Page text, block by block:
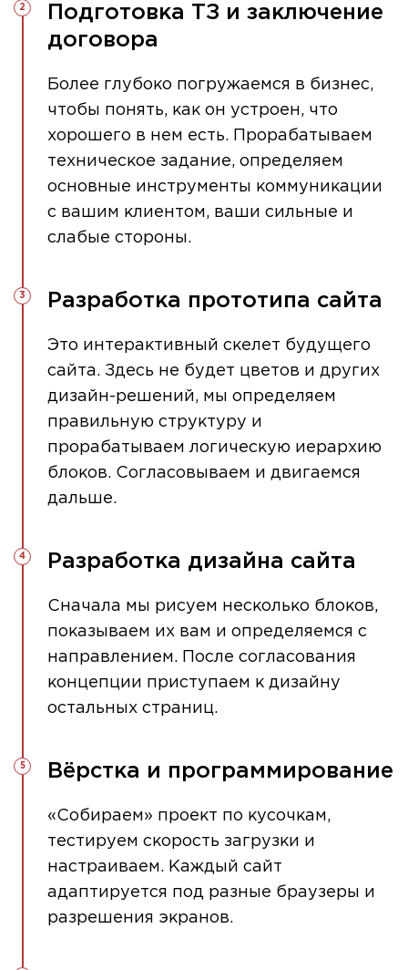
Подготовка ТЗ и заключение
договора
Более глубоко погружаемся в бизнес,
чтобы понять, как он устроен, что
хорошего в нем есть. Прорабатываем
техническое задание, определяем
основные инструменты коммуникации
с вашим клиентом, ваши сильные и
слабые стороны.
Разработка прототипа сайта
Это интерактивный скелет будущего
сайта. Здесь не будет цветов и других
дизайн-решений, мы определяем
правильную структуру и
прорабатываем логическую иерархию
блоков. Согласовываем и двигаемся
дальше.
Разработка дизайна сайта
Сначала мы рисуем несколько блоков,
показываем их вам и определяемся с
направлением. После согласования
концепции приступаем к дизайну
остальных страниц.
Вёрстка и программирование
«Собираем» проект по кусочкам,
тестируем скорость загрузки и
настраиваем. Каждый сайт
адаптируется под разные браузеры и
разрешения экранов.